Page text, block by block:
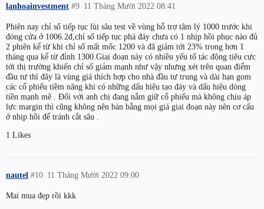
lanhoainvestment 11 Tháng Mười 2022 08:41
#9
Phiên nay chỉ số tiếp tục lùi sâu test về vùng hỗ trợ tâm lý 1000 trước khi
đóng cửa ở 1006.2đ,chỉ số tiếp tục phá đáy chưa có 1 nhịp hồi phục nào đủ
2 phiên kể từ khi chỉ số mất mốc 1200 và đã giảm tới 23% trong hơn 1
tháng qua kể từ đỉnh 1300.Giai đoạn này có nhiều yếu tố tác động tiêu cực
tới thị trường khiến chỉ số giảm mạnh như vậy nhưng xét trên quan điểm
đầu tư thì đây là vùng giá thích hợp cho nhà đầu tư trung và dài hạn gom
các cổ phiếu tiềm năng khi có những dấu hiệu tạo đáy và dấu hiệu dòng
tiền mạnh mẽ . Đối với anh chị đang nắm giữ cổ phiếu mà không chịu áp
lực margin thì cũng không nên bán bằng mọi giá giai đoạn này nên cơ cấu
ở nhịp hồi để tránh cắt sâu .
1 Likes
nautel 11 Tháng Mười 2022 09:00
#10
Mai mua đẹp rồi kkk